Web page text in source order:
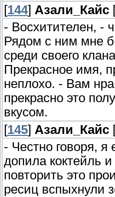
[144] Азали_Кайс
- Восхитителен, -
Рядом с ним мне
среди своего
Прекрасное имя,
неплохо. - Вам
прекрасно это
вкусом.
[145] Азали_Кайс
- Честно говоря,
допила коктейль
повторить это
ресиц вспыхнули